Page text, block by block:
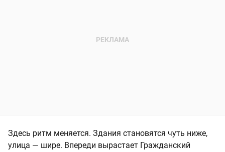
Здесь ритм меняется. Здания становятся чуть ниже,
улица — шире. Впереди вырастает Гражданский